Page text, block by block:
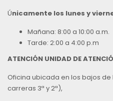
Únicamente los lunes y
Mañana: 8:00 a 10:00 a.m.
Tarde: 2:00 a 4:00 p.m
ATENCIÓN UNIDAD DE
Oficina ubicada en los bajos de
carreras 3ª y 2ª),